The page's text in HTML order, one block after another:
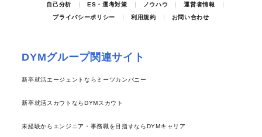
自己分析
ES・選考対策 ノウハウ
運営者情報
プライバシーポリシー
利用規約 お問い合わせ
DYMグループ関連サイト
新卒就活エージェントならミーツカンパニー
新卒就活スカウトならDYMスカウト
未経験からエンジニア・事務職を目指すならDYMキャリア